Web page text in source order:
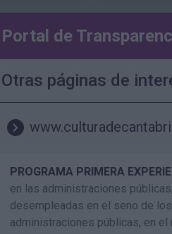
Portal de
Otras páginas de
PROGRAMA PRIMERA
en las administraciones
desempleadas en el seno de
administraciones públicas, en el